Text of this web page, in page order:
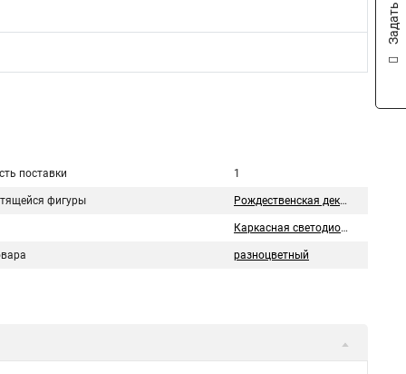
поставки 1
фигуры Рождественская декорация
Каркасная светодиодная фигура
разноцветный